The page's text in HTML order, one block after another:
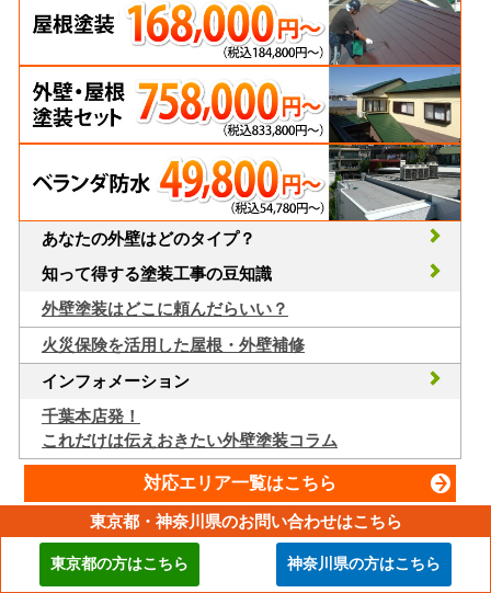
あなたの外壁はどのタイプ？
知って得する塗装工事の豆知識
外壁塗装はどこに頼んだらいい？
火災保険を活用した屋根・外壁補修
インフォメーション
千葉本店発！
これだけは伝えおきたい外壁塗装コラム
対応エリア一覧はこちら
街の外壁塗装やさんは事業を通じ、持続可能な社会の実現を目
指しています。
東京都・神奈川県のお問い合わせはこちら
東京都の方はこちら 神奈川県の方はこちら